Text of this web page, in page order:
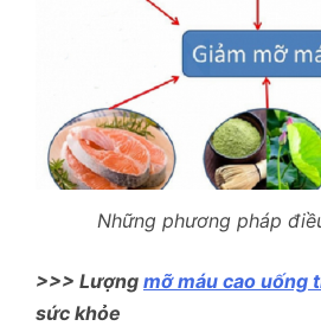
Những phương pháp
>>> Lượng mỡ máu cao uống
sức khỏe